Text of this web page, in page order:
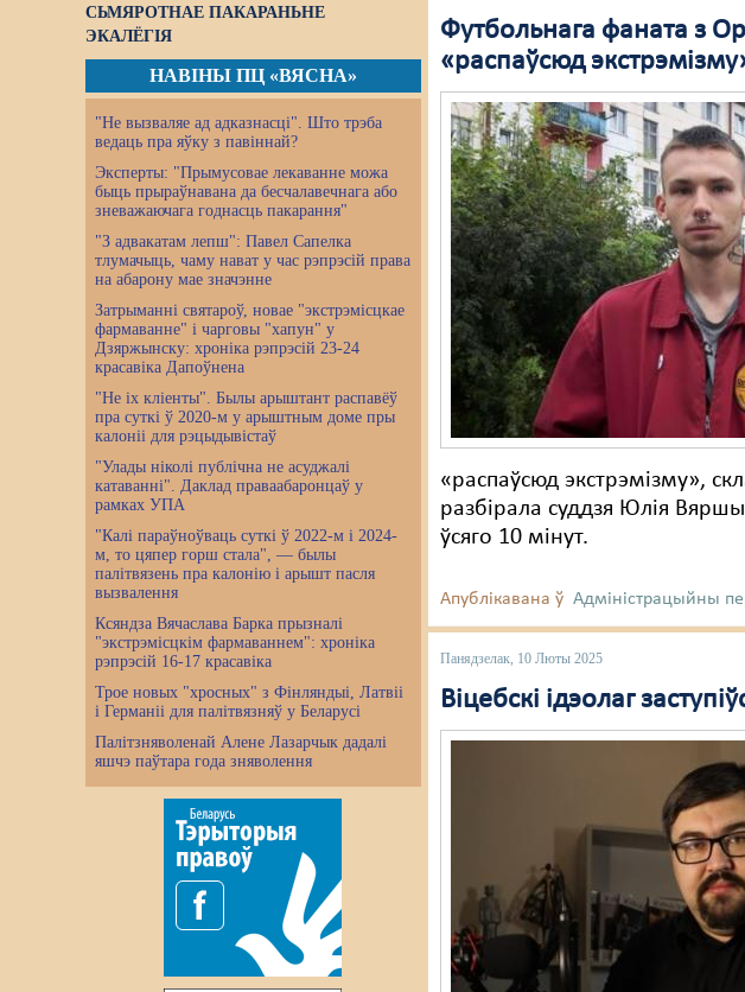
СЬМЯРОТНАЕ ПАКАРАНЬНЕ
ЭКАЛЁГІЯ
НАВІНЫ ПЦ «ВЯСНА»
"Не вызваляе ад адказнасці". Што трэба
ведаць пра яўку з павіннай?
Эксперты: "Прымусовае лекаванне можа
быць прыраўнавана да бесчалавечнага або
зневажаючага годнасць пакарання"
"З адвакатам лепш": Павел Сапелка
тлумачыць, чаму нават у час рэпрэсій права
на абарону мае значэнне
Затрыманні святароў, новае "экстрэмісцкае
фармаванне" і чарговы "хапун" у
Дзяржынску: хроніка рэпрэсій 23-24
красавіка Дапоўнена
"Не іх кліенты". Былы арыштант распавёў
пра суткі ў 2020-м у арыштным доме пры
калоніі для рэцыдывістаў
"Улады ніколі публічна не асуджалі
катаванні". Даклад праваабаронцаў у
рамках УПА
"Калі параўноўваць суткі ў 2022-м і 2024-
м, то цяпер горш стала", — былы
палітвязень пра калонію і арышт пасля
вызвалення
Ксяндза Вячаслава Барка прызналі
"экстрэмісцкім фармаваннем": хроніка
рэпрэсій 16-17 красавіка
Трое новых "хросных" з Фінляндыі, Латвіі
і Германіі для палітвязняў у Беларусі
Палітзняволенай Алене Лазарчык дадалі
яшчэ паўтара года зняволення
Футбольнага фаната з
«распаўсюд
«распаўсюд экстрэмізму»,
разбірала суддзя Юлія
ўсяго 10 мінут.
Апублікавана ў Адміністрацыйны
Панядзелак, 10 Люты 2025
Віцебскі ідэолаг